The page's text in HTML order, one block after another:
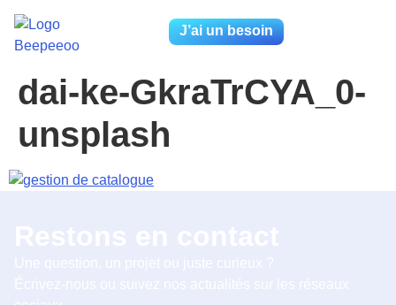
J’ai un besoin
dai-ke-GkraTrCYA_0-
unsplash